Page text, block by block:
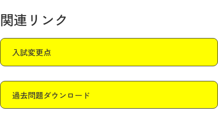
関連リンク
入試変更点
過去問題ダウンロード